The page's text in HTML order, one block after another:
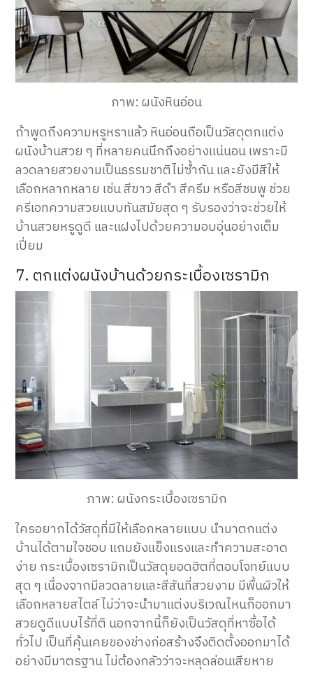
ภาพ: ผนังหินอ่อน
ถ้าพูดถึงความหรูหราแล้ว หินอ่อนถือเป็นวัสดุตกแต่ง
ผนังบ้านสวย ๆ ที่หลายคนนึกถึงอย่างแน่นอน เพราะมี
ลวดลายสวยงามเป็นธรรมชาติไม่ซ้ำกัน และยังมีสีให้
เลือกหลากหลาย เช่น สีขาว สีดำ สีครีม หรือสีชมพู ช่วย
ครีเอทความสวยแบบทันสมัยสุด ๆ รับรองว่าจะช่วยให้
บ้านสวยหรูดูดี และแฝงไปด้วยความอบอุ่นอย่างเต็ม
เปี่ยม
7. ตกแต่งผนังบ้านด้วยกระเบื้องเซรามิก
ภาพ: ผนังกระเบื้องเซรามิก
ใครอยากได้วัสดุที่มีให้เลือกหลายแบบ นำมาตกแต่ง
บ้านได้ตามใจชอบ แถมยังแข็งแรงและทำความสะอาด
ง่าย กระเบื้องเซรามิกเป็นวัสดุยอดฮิตที่ตอบโจทย์แบบ
สุด ๆ เนื่องจากมีลวดลายและสีสันที่สวยงาม มีพื้นผิวให้
เลือกหลายสไตล์ไม่ว่าจะนำมาแต่งบริเวณไหนก็ออกมา
สวยดูดีแบบไร้ที่ติ นอกจากนี้ก็ยังเป็นวัสดุที่หาซื้อได้
ทั่วไป เป็นที่คุ้นเคยของช่างก่อสร้างจึงติดตั้งออกมาได้
อย่างมีมาตรฐาน ไม่ต้องกลัวว่าจะหลุดล่อนเสียหาย